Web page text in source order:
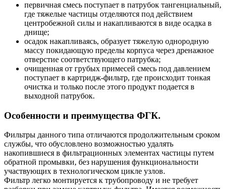
первичная смесь поступает в патрубок тангенциальный,
где тяжелые частицы отделяются под действием
центробежной силы и накапливаются в виде осадка в
днище;
осадок накапливаясь, образует тяжелую однородную
массу покидающую пределы корпуса через дренажное
отверстие соответствующего патрубка;
очищенная от грубых примесей смесь под давлением
поступает в картридж-фильтр, где происходит тонкая
очистка и только после этого продукт подается в
выходной патрубок.
Особенности и преимущества ФГК.
Фильтры данного типа отличаются продолжительным сроком
службы, что обусловлено возможностью удалять
накопившиеся в фильтрационных элементах частицы путем
обратной промывки, без нарушения функциональности
участвующих в технологическом цикле узлов.
Фильтр легко монтируется к трубопроводу и не требует